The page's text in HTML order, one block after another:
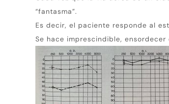
“fantasma”.
Es decir, el paciente responde al
Se hace imprescindible,